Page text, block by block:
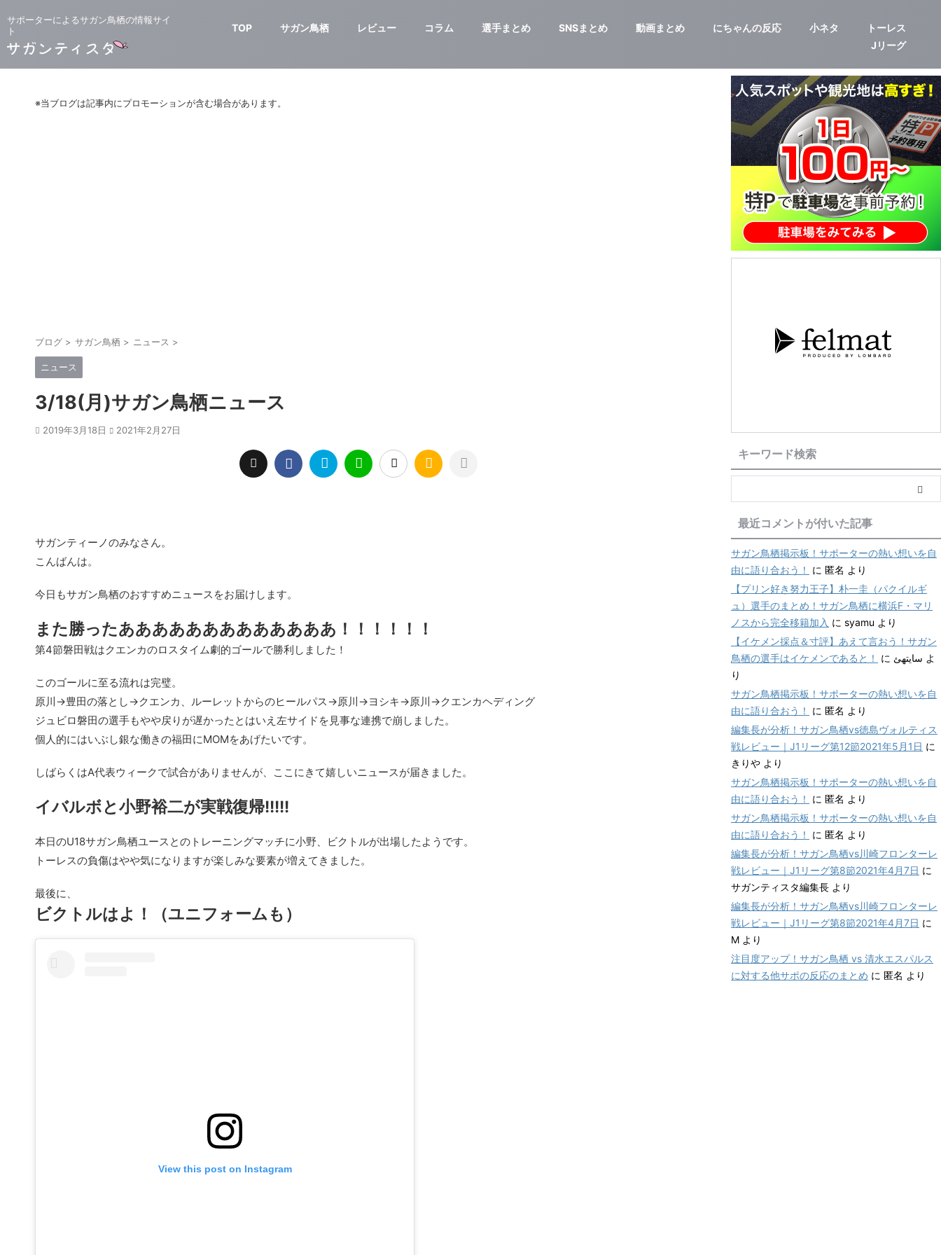
サポーターによるサガン鳥栖の情報サイ
ト
TOP サガン鳥栖 レビュー コラム 選手まとめ SNSまとめ 動画まとめ にちゃんの反応 小ネタ
トーレス
Jリーグ
※当ブログは記事内にプロモーションが含む場合があります。
ブログ > サガン鳥栖 > ニュース >
ニュース
3/18(月)サガン鳥栖ニュース
2019年3月18日 2021年2月27日
サガンティーノのみなさん。
こんばんは。
今日もサガン鳥栖のおすすめニュースをお届けします。
また勝ったあああああああああああああ！！！！！！
第4節磐田戦はクエンカのロスタイム劇的ゴールで勝利しました！
このゴールに至る流れは完璧。
原川→豊田の落とし→クエンカ、ルーレットからのヒールパス→原川→ヨシキ→原川→クエンカヘディング
ジュビロ磐田の選手もやや戻りが遅かったとはいえ左サイドを見事な連携で崩しました。
個人的にはいぶし銀な働きの福田にMOMをあげたいです。
しばらくはA代表ウィークで試合がありませんが、ここにきて嬉しいニュースが届きました。
イバルボと小野裕二が実戦復帰!!!!!
本日のU18サガン鳥栖ユースとのトレーニングマッチに小野、ビクトルが出場したようです。
トーレスの負傷はやや気になりますが楽しみな要素が増えてきました。
最後に、
ビクトルはよ！（ユニフォームも）
View this post on Instagram
キーワード検索
最近コメントが付いた記事
サガン鳥栖掲示板！サポーターの熱い想いを自
由に語り合おう！
に 匿名 より
【プリン好き努力王子】朴一圭（パクイルギ
ュ）選手のまとめ！サガン鳥栖に横浜F・マリ
ノスから完全移籍加入 に syamu より
【イケメン採点＆寸評】あえて言おう！サガン
鳥栖の選手はイケメンであると！
に سایتهئ よ
り
サガン鳥栖掲示板！サポーターの熱い想いを自
由に語り合おう！
に 匿名 より
編集長が分析！サガン鳥栖vs徳島ヴォルティス
戦レビュー｜J1リーグ第12節2021年5月1日 に
きりや より
サガン鳥栖掲示板！サポーターの熱い想いを自
由に語り合おう！
に 匿名 より
サガン鳥栖掲示板！サポーターの熱い想いを自
由に語り合おう！
に 匿名 より
編集長が分析！サガン鳥栖vs川崎フロンターレ
戦レビュー｜J1リーグ第8節2021年4月7日 に
サガンティスタ編集長 より
編集長が分析！サガン鳥栖vs川崎フロンターレ
戦レビュー｜J1リーグ第8節2021年4月7日 に
M より
注目度アップ！サガン鳥栖 vs 清水エスパルス
に対する他サポの反応のまとめ に 匿名 より